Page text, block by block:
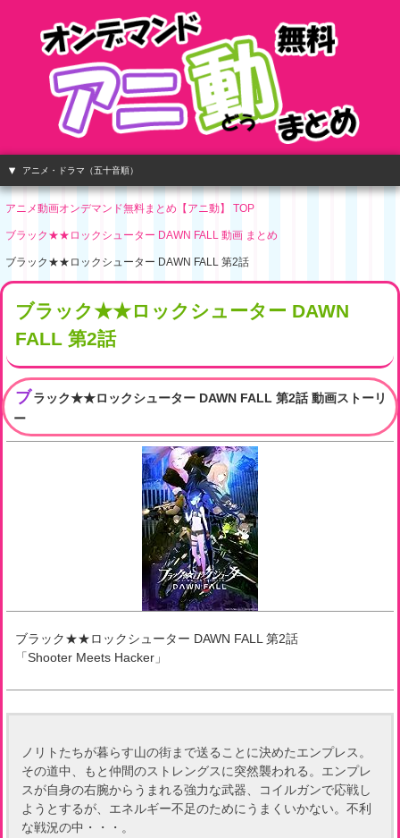
アニメ・ドラマ（五十音順）
アニメ動画オンデマンド無料まとめ【アニ動】 TOP
ブラック★★ロックシューター DAWN FALL 動画 まとめ
ブラック★★ロックシューター DAWN FALL 第2話
ブラック★★ロックシューター DAWN
FALL 第2話
ブラック★★ロックシューター DAWN FALL 第2話 動画ストーリ
ー
ブラック★★ロックシューター DAWN FALL第2話
「Shooter Meets Hacker 」
ノリトたちが暮らす山の街まで送ることに決めたエンプレス。
その道中、もと仲間のストレングスに突然襲われる。エンプレ
スが自身の右腕からうまれる強力な武器、コイルガンで応戦し
ようとするが、エネルギー不足のためにうまくいかない。不利
な戦況の中・・・。